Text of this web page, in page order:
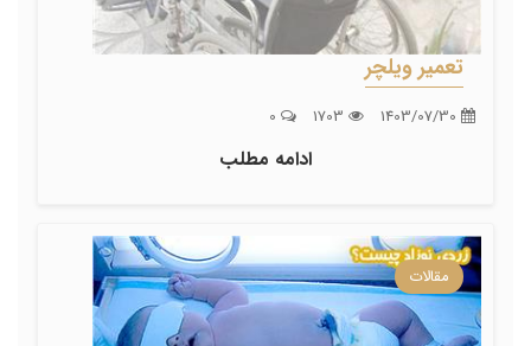
تعمیر ویلچر
ادامه مطلب
مقالات